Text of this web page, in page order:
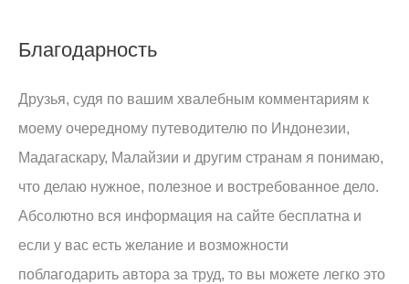
Благодарность
Друзья, судя по вашим хвалебным комментариям к
моему очередному путеводителю по Индонезии,
Мадагаскару, Малайзии и другим странам я понимаю,
что делаю нужное, полезное и востребованное дело.
Абсолютно вся информация на сайте бесплатна и
если у вас есть желание и возможности
поблагодарить автора за труд, то вы можете легко это